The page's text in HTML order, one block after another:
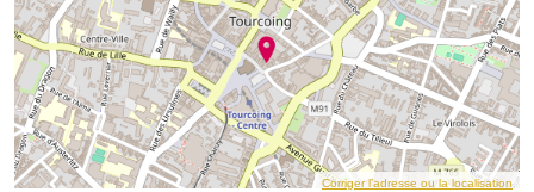
Corriger l’adresse ou la localisation